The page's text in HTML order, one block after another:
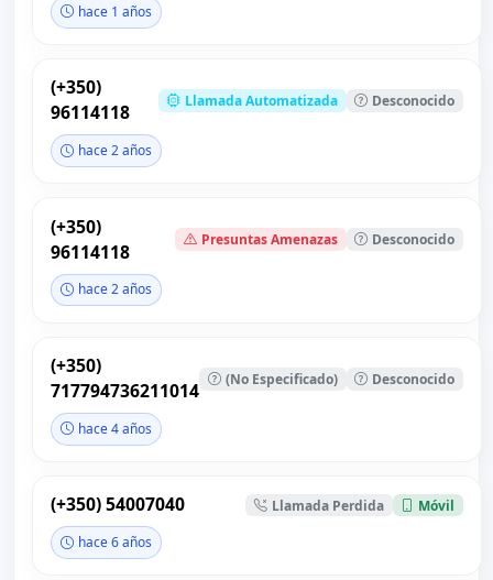
hace 1 años
(+350)
96114118
Llamada Automatizada Desconocido
hace 2 años
(+350)
96114118
Presuntas Amenazas Desconocido
hace 2 años
(+350)
717794736211014
(No Especificado) Desconocido
hace 4 años
(+350) 54007040 Llamada Perdida Móvil
hace 6 años